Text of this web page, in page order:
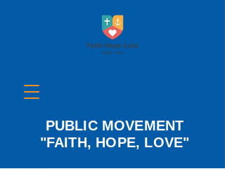
PUBLIC MOVEMENT
"FAITH, HOPE, LOVE"